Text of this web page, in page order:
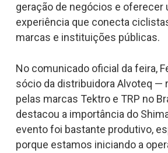
geração de negócios e oferecer
experiência que conecta
marcas e instituições públicas.
No comunicado oficial da feira,
sócio da distribuidora Alvoteq —
pelas marcas Tektro e TRP no
destacou a importância do
evento foi bastante produtivo,
porque estamos iniciando a